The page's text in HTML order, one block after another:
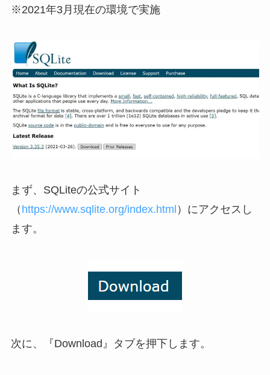
※2021年3月現在の環境で実施
まず、SQLiteの公式サイト
（ https://www.sqlite.org/index.html ）にアクセスし
ます。
次に、『Download』タブを押下します。